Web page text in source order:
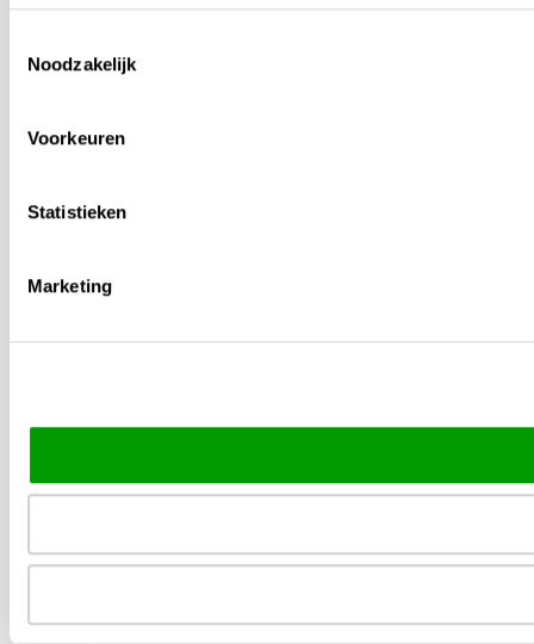
Noodzakelijk
Voorkeuren
Statistieken
Marketing